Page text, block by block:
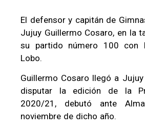
El defensor y capitán de
Jujuy Guillermo Cosaro, en la
su partido número 100 con
Lobo.
Guillermo Cosaro llegó a
disputar la edición de la
2020/21, debutó ante
noviembre de dicho año.